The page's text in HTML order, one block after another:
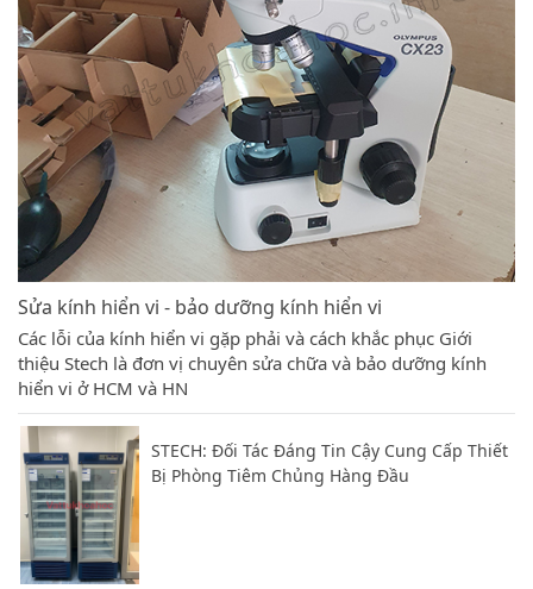
Sửa kính hiển vi - bảo dưỡng kính hiển vi
Các lỗi của kính hiển vi gặp phải và cách khắc phục Giới
thiệu Stech là đơn vị chuyên sửa chữa và bảo dưỡng kính
hiển vi ở HCM và HN
STECH: Đối Tác Đáng Tin Cậy Cung Cấp Thiết
Bị Phòng Tiêm Chủng Hàng Đầu